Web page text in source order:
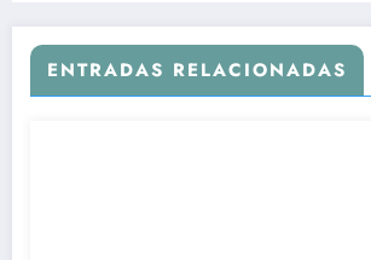
ENTRADAS RELACIONADAS